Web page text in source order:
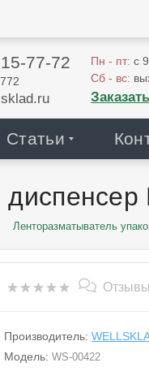
77-72 Пн - пт: с
Сб - вс:
Статьи
Ленторазматыватель
Производитель:
Модель: WS-00422